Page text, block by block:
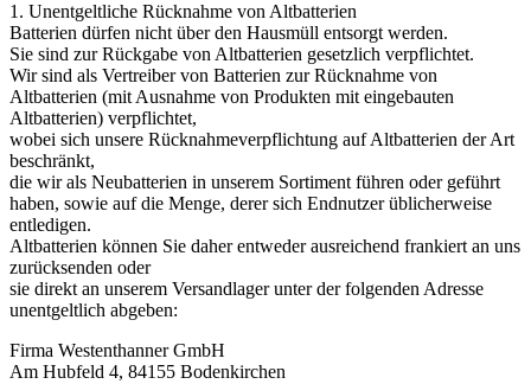
1. Unentgeltliche Rücknahme von Altbatterien
Batterien dürfen nicht über den Hausmüll entsorgt werden.
Sie sind zur Rückgabe von Altbatterien gesetzlich verpflichtet.
Wir sind als Vertreiber von Batterien zur Rücknahme von
Altbatterien (mit Ausnahme von Produkten mit eingebauten
Altbatterien) verpflichtet,
wobei sich unsere Rücknahmeverpflichtung auf Altbatterien der Art
beschränkt,
die wir als Neubatterien in unserem Sortiment führen oder geführt
haben, sowie auf die Menge, derer sich Endnutzer üblicherweise
entledigen.
Altbatterien können Sie daher entweder ausreichend frankiert an uns
zurücksenden oder
sie direkt an unserem Versandlager unter der folgenden Adresse
unentgeltlich abgeben:
Firma Westenthanner GmbH
Am Hubfeld 4, 84155 Bodenkirchen